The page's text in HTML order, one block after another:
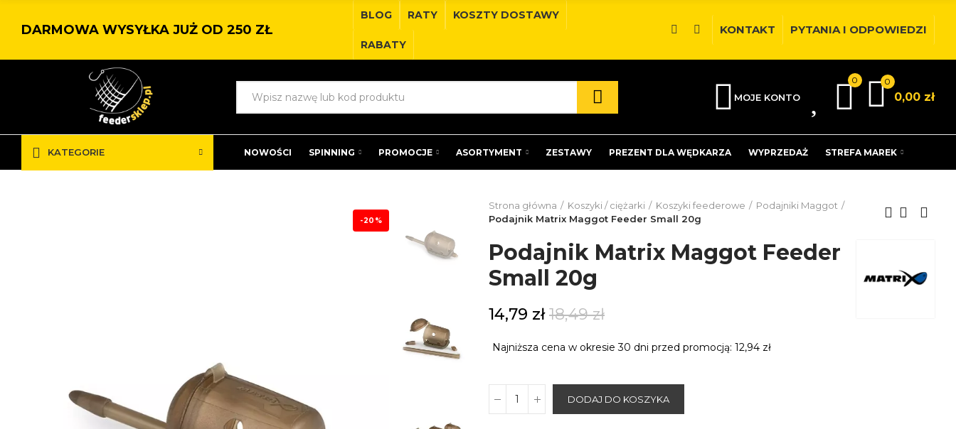
DARMOWA WYSYŁKA JUŻ OD 250 ZŁ
BLOG RATY KOSZTY DOSTAWY
RABATY
KONTAKT PYTANIA I ODPOWIEDZI
MOJE KONTO
0 0
0,00 zł
KATEGORIE NOWOŚCI SPINNING PROMOCJE ASORTYMENT ZESTAWY PREZENT DLA WĘDKARZA WYPRZEDAŻ STREFA MAREK
-20%
Strona główna Koszyki / ciężarki Koszyki feederowe
Podajniki Maggot
Podajnik Matrix Maggot Feeder Small 20g
Podajnik Matrix Maggot Feeder
Small 20g
14,79 zł18,49 zł
Najniższa cena w okresie 30 dni przed promocją: 12,94 zł
DODAJ DO KOSZYKA